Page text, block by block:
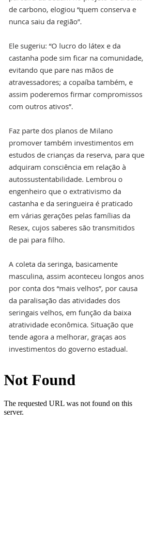
de carbono, elogiou “quem conserva e
nunca saiu da região”.
Ele sugeriu: “O lucro do látex e da
castanha pode sim ficar na comunidade,
evitando que pare nas mãos de
atravessadores; a copaíba também, e
assim poderemos firmar compromissos
com outros ativos”.
Faz parte dos planos de Milano
promover também investimentos em
estudos de crianças da reserva, para que
adquiram consciência em relação à
autossustentabilidade. Lembrou o
engenheiro que o extrativismo da
castanha e da seringueira é praticado
em várias gerações pelas famílias da
Resex, cujos saberes são transmitidos
de pai para filho.
A coleta da seringa, basicamente
masculina, assim aconteceu longos anos
por conta dos “mais velhos”, por causa
da paralisação das atividades dos
seringais velhos, em função da baixa
atratividade econômica. Situação que
tende agora a melhorar, graças aos
investimentos do governo estadual.